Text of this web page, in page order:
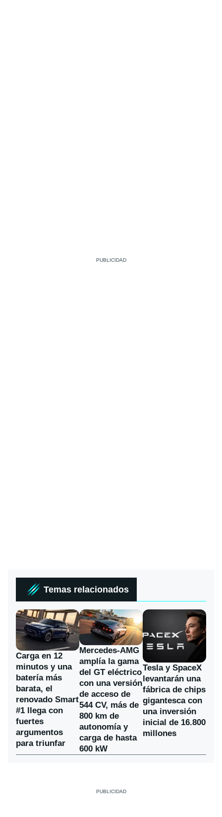
Temas relacionados
Carga en 12
minutos y una
batería más
barata, el
renovado Smart
#1 llega con
fuertes
argumentos
para triunfar
Mercedes-AMG
amplía la gama
del GT eléctrico
con una versión
de acceso de
544 CV, más de
800 km de
autonomía y
carga de hasta
600 kW
Tesla y SpaceX
levantarán una
fábrica de chips
gigantesca con
una inversión
inicial de 16.800
millones